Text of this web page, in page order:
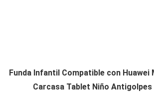
Funda Infantil Compatible con Huawei
Carcasa Tablet Niño Antigolpes